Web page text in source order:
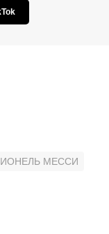
МЕССИ